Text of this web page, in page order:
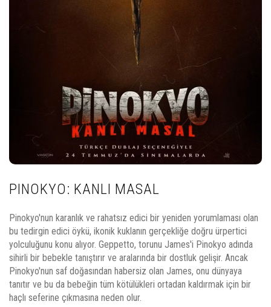
PINOKYO: KANLI MASAL
Pinokyo'nun karanlık ve rahatsız edici bir yeniden yorumlaması olan
bu tedirgin edici öykü, ikonik kuklanın gerçekliğe doğru ürpertici
yolculuğunu konu alıyor. Geppetto, torunu James'i Pinokyo adında
sihirli bir bebekle tanıştırır ve aralarında bir dostluk gelişir. Ancak
Pinokyo'nun saf doğasından habersiz olan James, onu dünyaya
tanıtır ve bu da bebeğin tüm kötülükleri ortadan kaldırmak için bir
haçlı seferine çıkmasına neden olur.